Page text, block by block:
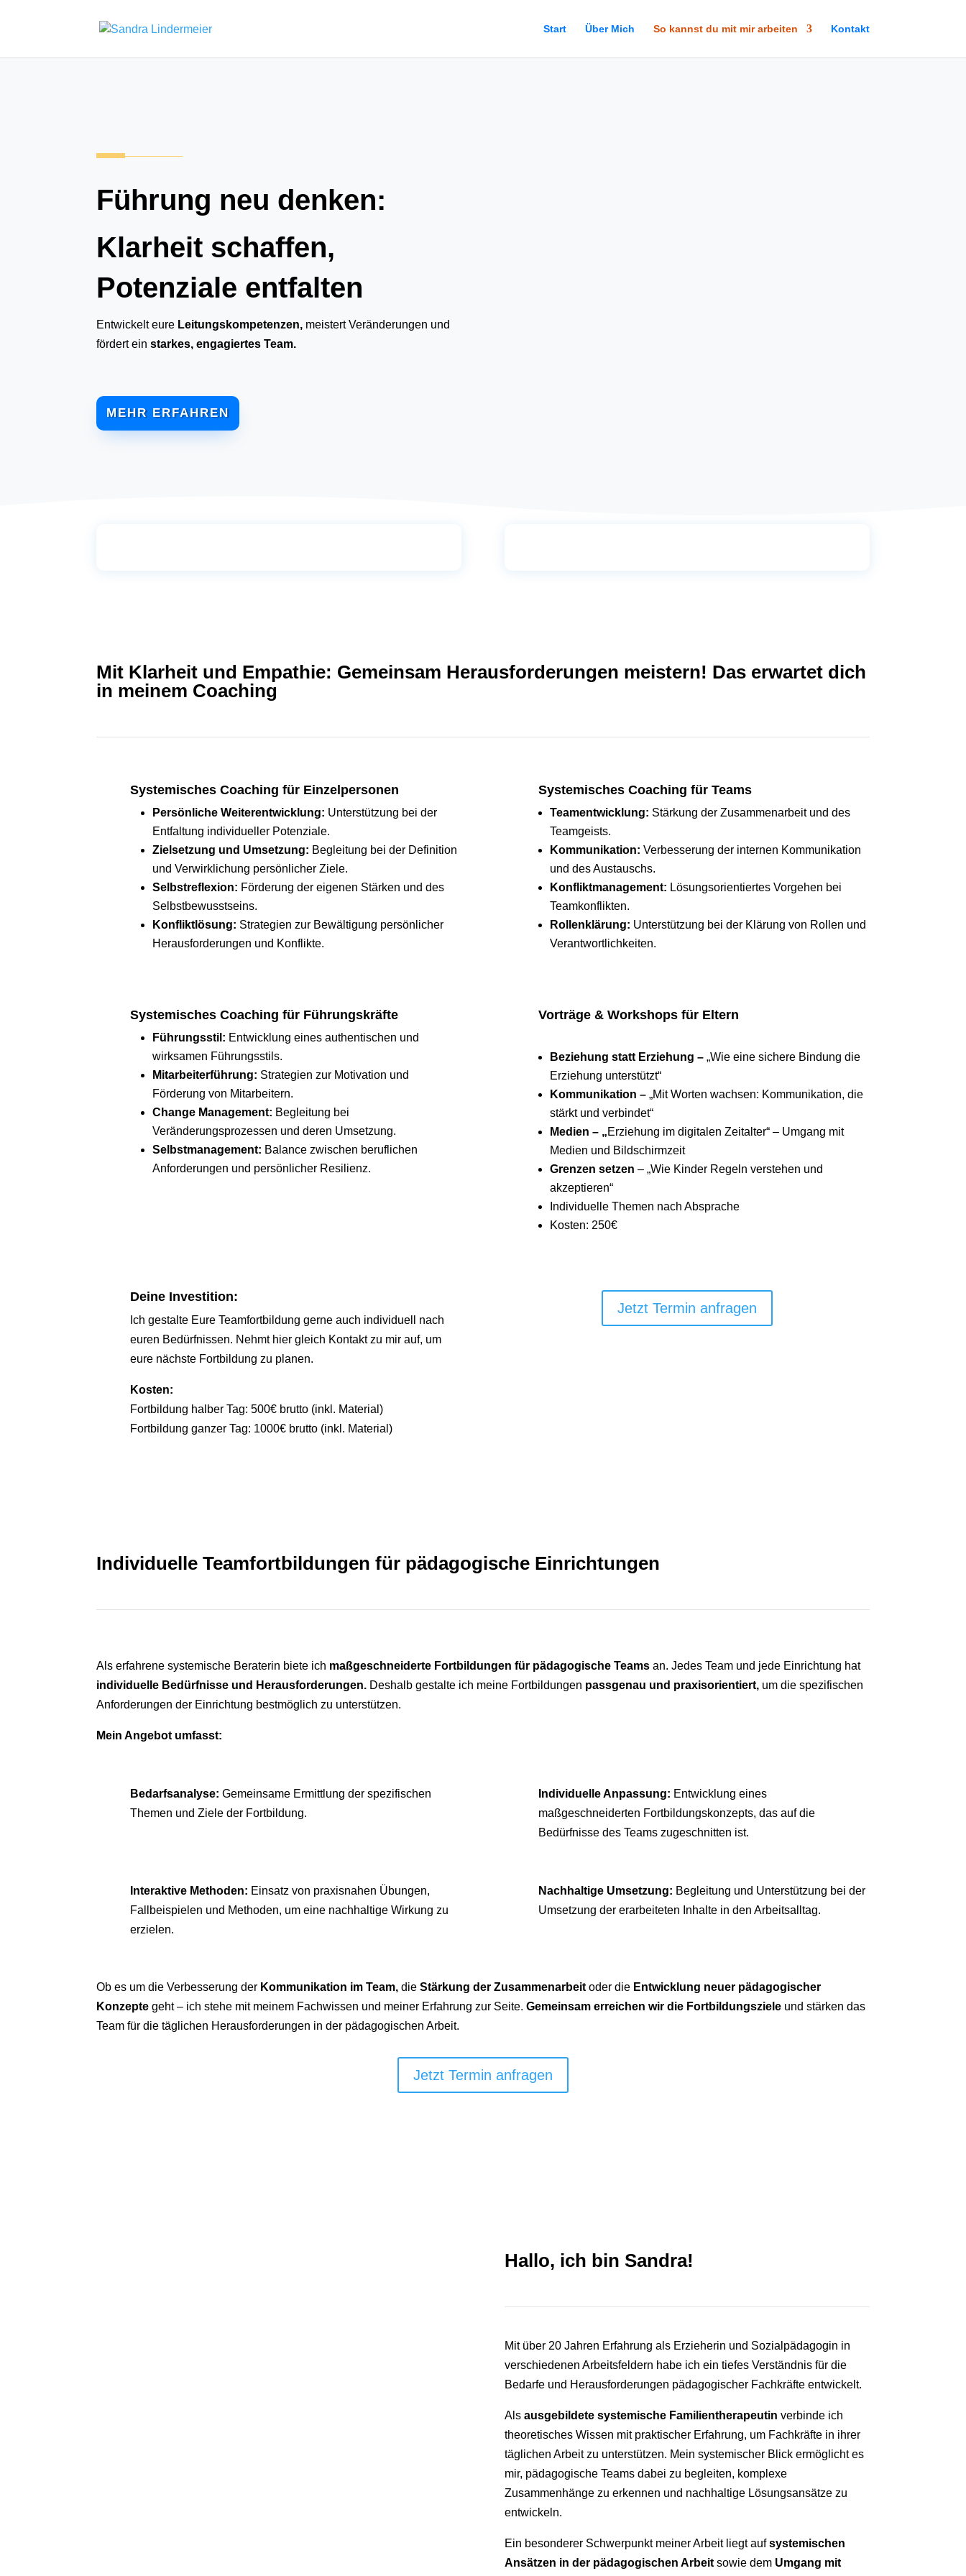
Start Über Mich So kannst du mit mir arbeiten Kontakt
Führung neu denken:
Klarheit schaffen,
Potenziale entfalten
Entwickelt eure Leitungskompetenzen, meistert Veränderungen und
fördert einstarkes, engagiertes Team.
MEHR ERFAHREN
Mit Klarheit und Empathie: Gemeinsam Herausforderungen meistern! Das erwartet dich
in meinem Coaching
Systemisches Coaching für Einzelpersonen
Persönliche Weiterentwicklung: Unterstützung bei der
Entfaltung individueller Potenziale.
Zielsetzung und Umsetzung: Begleitung bei der Definition
und Verwirklichung persönlicher Ziele.
Selbstreflexion: Förderung der eigenen Stärken und des
Selbstbewusstseins.
Konfliktlösung: Strategien zur Bewältigung persönlicher
Herausforderungen und Konflikte.
Systemisches Coaching für Teams
Teamentwicklung: Stärkung der Zusammenarbeit und des
Teamgeists.
Kommunikation: Verbesserung der internen Kommunikation
und des Austauschs.
Konfliktmanagement: Lösungsorientiertes Vorgehen bei
Teamkonflikten.
Rollenklärung: Unterstützung bei der Klärung von Rollen und
Verantwortlichkeiten.
Systemisches Coaching für Führungskräfte
Führungsstil: Entwicklung eines authentischen und
wirksamen Führungsstils.
Mitarbeiterführung: Strategien zur Motivation und
Förderung von Mitarbeitern.
Change Management: Begleitung bei
Veränderungsprozessen und deren Umsetzung.
Selbstmanagement: Balance zwischen beruflichen
Anforderungen und persönlicher Resilienz.
Vorträge & Workshops für Eltern
Beziehung statt Erziehung – „Wie eine sichere Bindung die
Erziehung unterstützt“
Kommunikation – „Mit Worten wachsen: Kommunikation, die
stärkt und verbindet“
Medien – „Erziehung im digitalen Zeitalter“ – Umgang mit
Medien und Bildschirmzeit
Grenzen setzen – „Wie Kinder Regeln verstehen und
akzeptieren“
Individuelle Themen nach Absprache
Kosten: 250€
Deine Investition:
Ich gestalte Eure Teamfortbildung gerne auch individuell nach
euren Bedürfnissen. Nehmt hier gleich Kontakt zu mir auf, um
eure nächste Fortbildung zu planen.
Kosten:
Fortbildung halber Tag: 500€ brutto (inkl. Material)
Fortbildung ganzer Tag: 1000€ brutto (inkl. Material)
Jetzt Termin anfragen
Individuelle Teamfortbildungen für pädagogische Einrichtungen
Als erfahrene systemische Beraterin biete ich maßgeschneiderte Fortbildungen für pädagogische Teams an. Jedes Team und jede Einrichtung hat
individuelle Bedürfnisse und Herausforderungen. Deshalb gestalte ich meine Fortbildungen passgenau und praxisorientiert, um die spezifischen
Anforderungen der Einrichtung bestmöglich zu unterstützen.
Mein Angebot umfasst:
Bedarfsanalyse: Gemeinsame Ermittlung der spezifischen
Themen und Ziele der Fortbildung.
Individuelle Anpassung: Entwicklung eines
maßgeschneiderten Fortbildungskonzepts, das auf die
Bedürfnisse des Teams zugeschnitten ist.
Interaktive Methoden: Einsatz von praxisnahen Übungen,
Fallbeispielen und Methoden, um eine nachhaltige Wirkung zu
erzielen.
Nachhaltige Umsetzung: Begleitung und Unterstützung bei der
Umsetzung der erarbeiteten Inhalte in den Arbeitsalltag.
Ob es um die Verbesserung der Kommunikation im Team, dieStärkung der Zusammenarbeit oder die Entwicklung neuer pädagogischer
Konzepte geht – ich stehe mit meinem Fachwissen und meiner Erfahrung zur Seite.Gemeinsam erreichen wir die Fortbildungsziele und stärken das
Team für die täglichen Herausforderungen in der pädagogischen Arbeit.
Jetzt Termin anfragen
Hallo, ich bin Sandra!
Mit über 20 Jahren Erfahrung als Erzieherin und Sozialpädagogin in
verschiedenen Arbeitsfeldern habe ich ein tiefes Verständnis für die
Bedarfe und Herausforderungen pädagogischer Fachkräfte entwickelt.
Als ausgebildete systemische Familientherapeutin verbinde ich
theoretisches Wissen mit praktischer Erfahrung, um Fachkräfte in ihrer
täglichen Arbeit zu unterstützen. Mein systemischer Blick ermöglicht es
mir, pädagogische Teams dabei zu begleiten, komplexe
Zusammenhänge zu erkennen und nachhaltige Lösungsansätze zu
entwickeln.
Ein besonderer Schwerpunkt meiner Arbeit liegt aufsystemischen
Ansätzen in der pädagogischen Arbeitsowie dem Umgang mit